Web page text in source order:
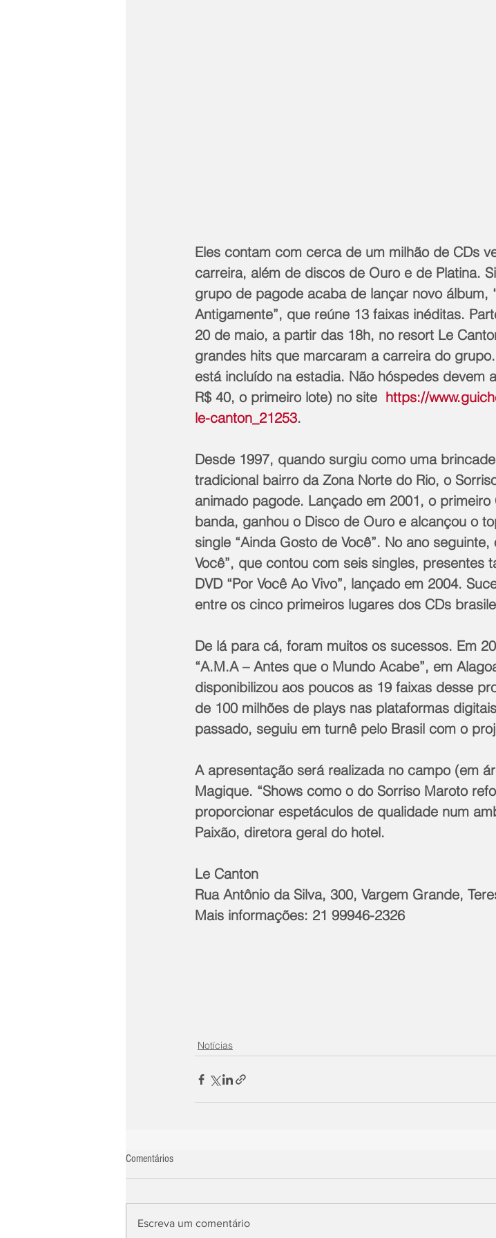
Eles contam com cerca de um milhão de CDs
carreira, além de discos de Ouro e de Platina.
grupo de pagode acaba de lançar novo álbum,
Antigamente”, que reúne 13 faixas inéditas.
20 de maio, a partir das 18h, no resort Le
grandes hits que marcaram a carreira do
está incluído na estadia. Não hóspedes devem
R$ 40, o primeiro lote) no site https://
le-canton_21253.
Desde 1997, quando surgiu como uma
tradicional bairro da Zona Norte do Rio, o
animado pagode. Lançado em 2001, o
banda, ganhou o Disco de Ouro e alcançou o
single “Ainda Gosto de Você”. No ano
Você”, que contou com seis singles, presentes
DVD “Por Você Ao Vivo”, lançado em 2004.
entre os cinco primeiros lugares dos CDs
De lá para cá, foram muitos os sucessos. Em
“A.M.A – Antes que o Mundo Acabe”, em
disponibilizou aos poucos as 19 faixas desse
de 100 milhões de plays nas plataformas
passado, seguiu em turnê pelo Brasil com o
A apresentação será realizada no campo (em
Magique. “Shows como o do Sorriso Maroto
proporcionar espetáculos de qualidade num
Paixão, diretora geral do hotel.
Le Canton
Rua Antônio da Silva, 300, Vargem Grande,
Mais informações: 21 99946-2326
Notícias
Comentários
Escreva um comentário